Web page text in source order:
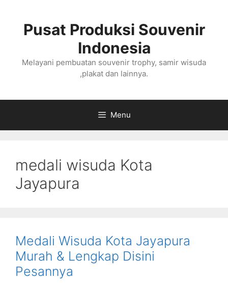
Pusat Produksi Souvenir
Indonesia
Melayani pembuatan souvenir trophy, samir wisuda
,plakat dan lainnya.
Menu
medali wisuda Kota
Jayapura
Medali Wisuda Kota Jayapura
Murah & Lengkap Disini
Pesannya